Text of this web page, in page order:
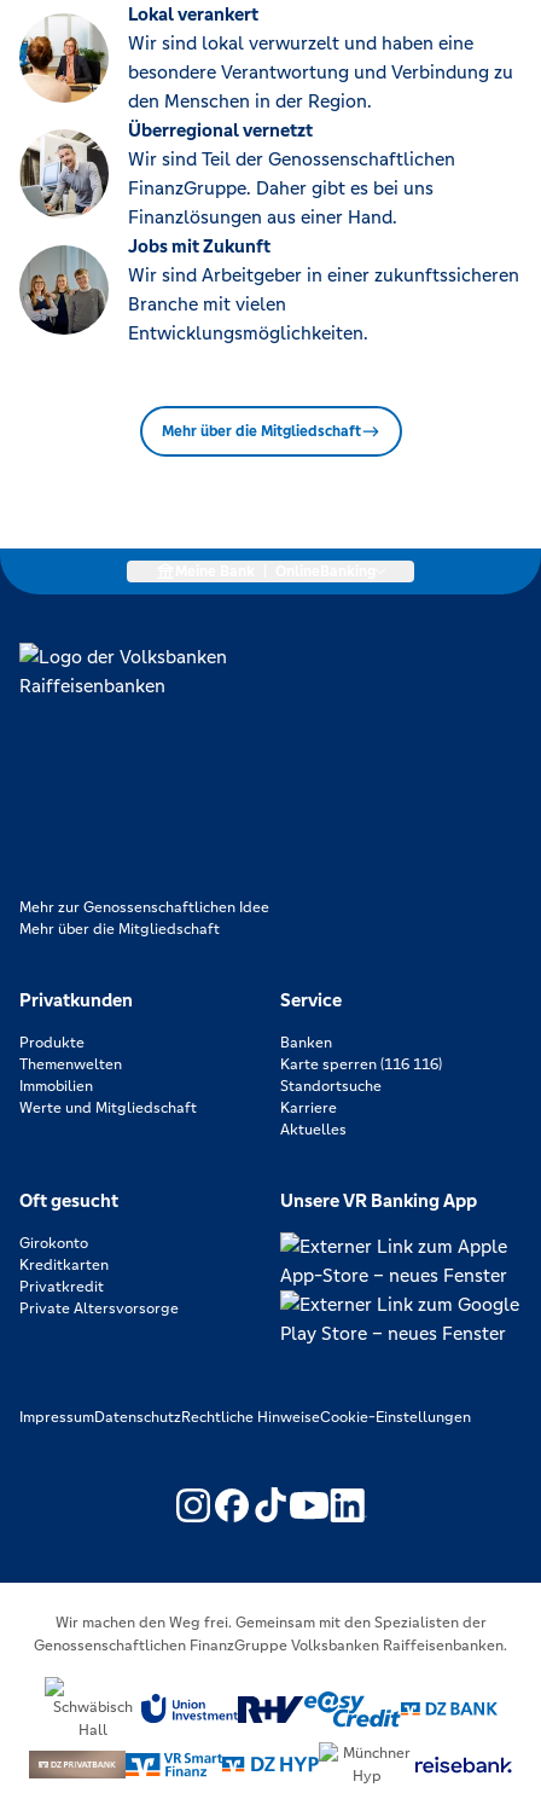
Lokal verankert
Wir sind lokal verwurzelt und haben eine
besondere Verantwortung und Verbindung zu
den Menschen in der Region.
Überregional vernetzt
Wir sind Teil der Genossenschaftlichen
FinanzGruppe. Daher gibt es bei uns
Finanzlösungen aus einer Hand.
Jobs mit Zukunft
Wir sind Arbeitgeber in einer zukunftssicheren
Branche mit vielen
Entwicklungsmöglichkeiten.
Mehr über die Mitgliedschaft
Mehr zur Genossenschaftlichen Idee
Mehr über die Mitgliedschaft
Privatkunden
Produkte
Themenwelten
Immobilien
Werte und Mitgliedschaft
Service
Banken
Karte sperren (116 116)
Standortsuche
Karriere
Aktuelles
Oft gesucht
Girokonto
Kreditkarten
Privatkredit
Private Altersvorsorge
Unsere VR Banking App
ImpressumDatenschutzRechtliche HinweiseCookie-Einstellungen
https://www.youtube.com/
https://
Wir machen den Weg frei. Gemeinsam mit den Spezialisten der
Genossenschaftlichen FinanzGruppe Volksbanken Raiffeisenbanken.